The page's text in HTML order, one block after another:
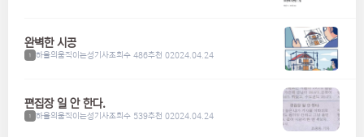
완벽한 시공
1 하울의움직이는성기사조회수 486추천 02024.04.24
편집장 일 안 한다.
1 하울의움직이는성기사조회수 539추천 02024.04.24